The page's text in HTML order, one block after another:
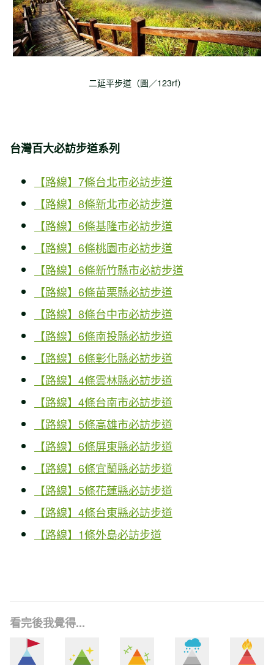
二延平步道（圖／123rf）
台灣百大必訪步道系列
【路線】7條台北市必訪步道
【路線】8條新北市必訪步道
【路線】6條基隆市必訪步道
【路線】6條桃園市必訪步道
【路線】6條新竹縣市必訪步道
【路線】6條苗栗縣必訪步道
【路線】8條台中市必訪步道
【路線】6條南投縣必訪步道
【路線】6條彰化縣必訪步道
【路線】4條雲林縣必訪步道
【路線】4條台南市必訪步道
【路線】5條高雄市必訪步道
【路線】6條屏東縣必訪步道
【路線】6條宜蘭縣必訪步道
【路線】5條花蓮縣必訪步道
【路線】4條台東縣必訪步道
【路線】1條外島必訪步道
看完後我覺得...